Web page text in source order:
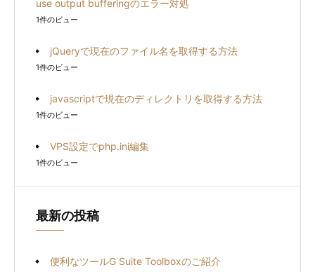
use output bufferingのエラー対処
1件のビュー
jQueryで現在のファイル名を取得する方法
1件のビュー
javascriptで現在のディレクトリを取得する方法
1件のビュー
VPS設定でphp.ini編集
1件のビュー
最新の投稿
便利なツールG Suite Toolboxのご紹介